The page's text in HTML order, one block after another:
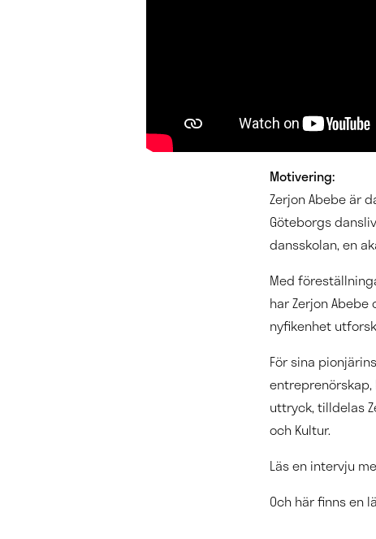
Motivering:
Zerjon Abebe är
Göteborgs
dansskolan, en
Med
har Zerjon Abebe
nyfikenhet
För sina
uttryck, tilldelas
och Kultur.
Läs en intervju
Och här finns en